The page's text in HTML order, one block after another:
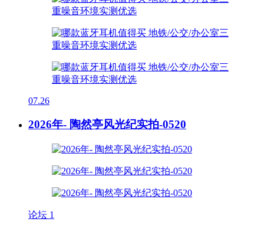
07.26
2026年- 陶然亭风光纪实拍-0520
论坛 1